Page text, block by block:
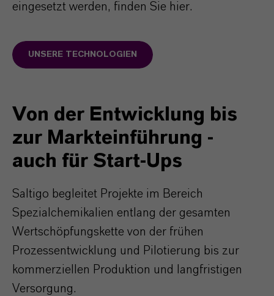
eingesetzt werden, finden Sie hier.
UNSERE TECHNOLOGIEN
Von der Entwicklung bis
zur Markteinführung -
auch für Start-Ups
Saltigo begleitet Projekte im Bereich
Spezialchemikalien entlang der gesamten
Wertschöpfungskette von der frühen
Prozessentwicklung und Pilotierung bis zur
kommerziellen Produktion und langfristigen
Versorgung.